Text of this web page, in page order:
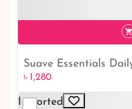
৳ 850
৳ 1,280
Suave Essentials
৳ 1,280
Imported